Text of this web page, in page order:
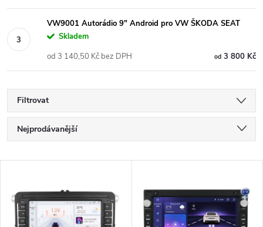
VW9001 Autorádio 9" Android pro VW ŠKODA SEAT
Skladem
od3 800 Kč
od 3 140,50 Kč bez DPH
Filtrovat
Ř
a
z
e
Nejprodávanější
Abecedně
ý